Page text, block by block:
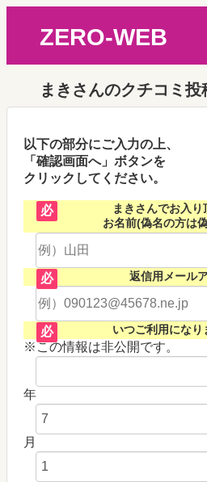
ZERO-WEB
まきさんのクチコミ投
以下の部分にご入力の上、
「確認画面へ」ボタンを
クリックしてください。
必
まきさんでお入
お名前(偽名の方は
必 返信用メール
必 いつご利用になり
※この情報は非公開です。
年
月